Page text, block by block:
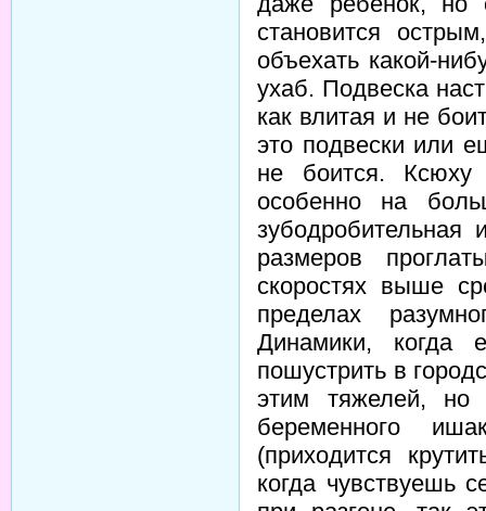
становится
объехать какой-
ухаб. Подвеска
как влитая и не
это подвески или
не боится.
особенно на
размеров
скоростях выше
пределах
Динамики, когда
пошустрить в
этим тяжелей, но
беременного
(приходится
когда чувствуешь